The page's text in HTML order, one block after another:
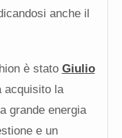
anche il
è stato Giulio
acquisito la
grande energia
e un